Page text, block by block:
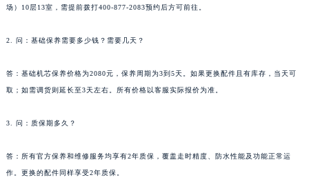
场）10层13室，需提前拨打400-877-2083预约后方可前往。
2. 问：基础保养需要多少钱？需要几天？
答：基础机芯保养价格为2080元，保养周期为3到5天。如果更换配件且有库存，当天可
取；如需调货则延长至3天左右。所有价格以客服实际报价为准。
3. 问：质保期多久？
答：所有官方保养和维修服务均享有2年质保，覆盖走时精度、防水性能及功能正常运
作。更换的配件同样享受2年质保。